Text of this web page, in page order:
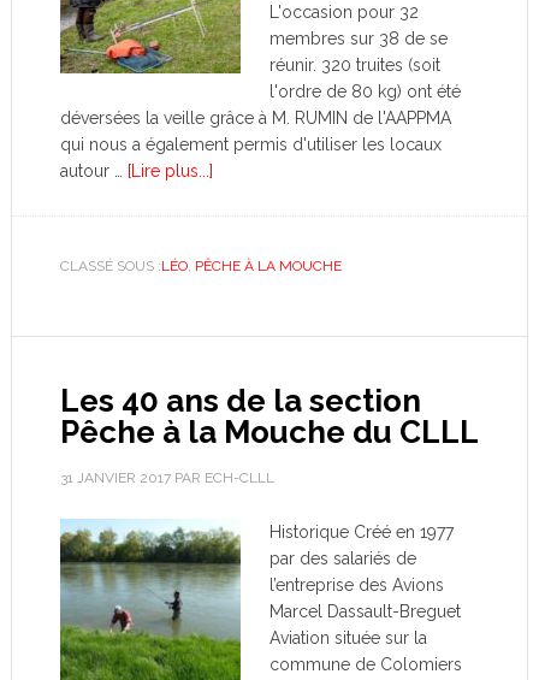
L'occasion pour 32
membres sur 38 de se
réunir. 320 truites (soit
l'ordre de 80 kg) ont été
déversées la veille grâce à M. RUMIN de l'AAPPMA
qui nous a également permis d'utiliser les locaux
autour …
[Lire plus...]
CLASSÉ SOUS :LÉO, PÊCHE À LA MOUCHE
Les 40 ans de la section
Pêche à la Mouche du CLLL
31 JANVIER 2017PAR ECH-CLLL
Historique Créé en 1977
par des salariés de
l’entreprise des Avions
Marcel Dassault-Breguet
Aviation située sur la
commune de Colomiers